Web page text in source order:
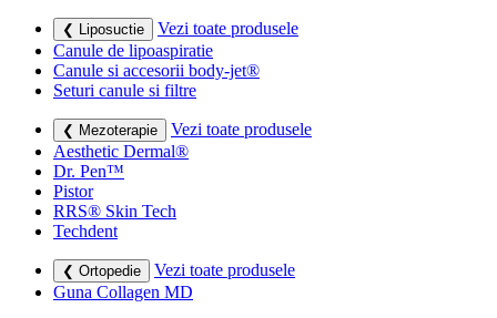
❮ Liposuctie
Vezi toate produsele
Canule de lipoaspiratie
Canule si accesorii body-jet®
Seturi canule si filtre
❮ Mezoterapie
Vezi toate produsele
Aesthetic Dermal®
Dr. Pen™
Pistor
RRS® Skin Tech
Techdent
❮ Ortopedie
Vezi toate produsele
Guna Collagen MD